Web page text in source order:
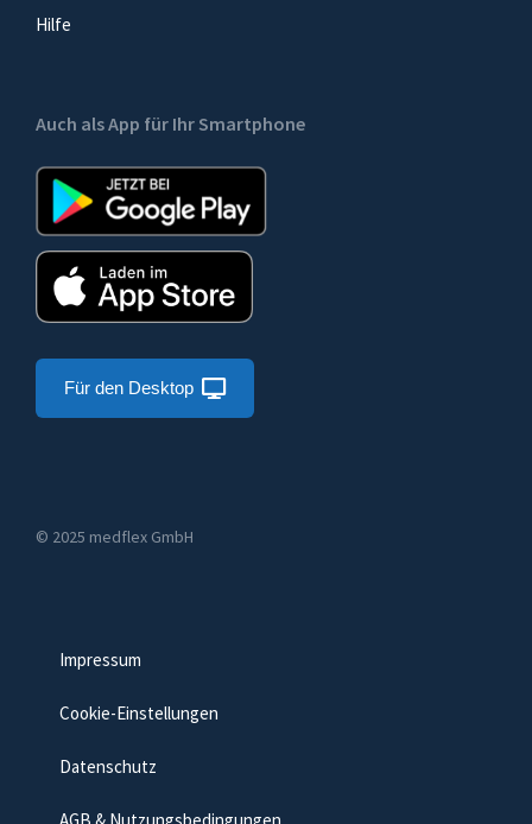
Hilfe
Auch als App für Ihr Smartphone
Für den Desktop
© 2025 medflex GmbH
Impressum
Cookie-Einstellungen
Datenschutz